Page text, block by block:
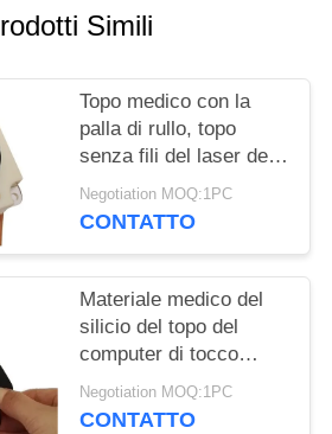
Simili
Topo medico con la
palla di rullo, topo
senza fili del laser del
computer del computer
per l'attrezzatura di
Negotiation MOQ:1PC
CONTATTO
Materiale medico del
silicio del topo del
computer di tocco
robusto con la
sigillatura della
Negotiation MOQ:1PC
CONTATTO